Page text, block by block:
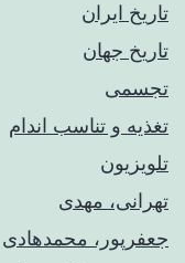
تاریخ ایران
تاریخ جهان
تجسمی
تغذیه و تناسب اندام
تلویزیون
تهرانی، مهدی
جعفرپور، محمدهادی